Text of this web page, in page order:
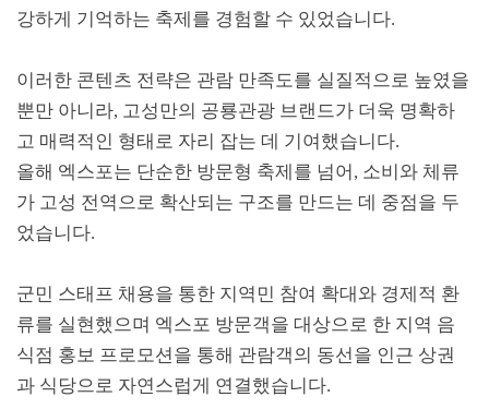
강하게 기억하는 축제를 경험할 수 있었습니다.
이러한 콘텐츠 전략은 관람 만족도를 실질적으로 높였을
뿐만 아니라, 고성만의 공룡관광 브랜드가 더욱 명확하
고 매력적인 형태로 자리 잡는 데 기여했습니다.
올해 엑스포는 단순한 방문형 축제를 넘어 , 소비와 체류
가 고성 전역으로 확산되는 구조를 만드는 데 중점을 두
었습니다.
군민 스태프 채용을 통한 지역민 참여 확대와 경제적 환
류를 실현했으며 엑스포 방문객을 대상으로 한 지역 음
식점 홍보 프로모션을 통해 관람객의 동선을 인근 상권
과 식당으로 자연스럽게 연결했습니다.